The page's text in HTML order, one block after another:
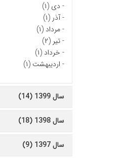
- دی (۱)
-آذر (۱)
-مرداد (۱)
-تیر (۲)
- خرداد (۱)
- اردیبهشت (۱)
سال 1399 (14)
سال 1398 (18)
سال 1397 (9)